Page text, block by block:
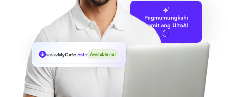
Pagmumungkahi
gamit ang UltaAI
wwwMyCafe.estateAvailable na!